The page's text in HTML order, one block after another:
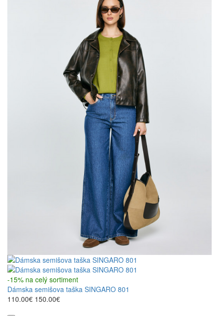
-15% na celý sortiment
Dámska semišova taška SINGARO 801
110.00€ 150.00€